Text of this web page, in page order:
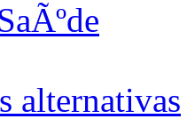
alternativas